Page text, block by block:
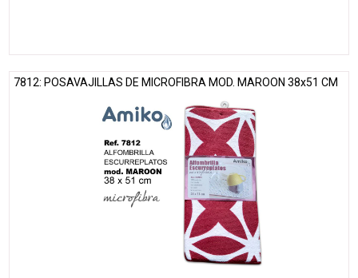
7812: POSAVAJILLAS DE MICROFIBRA MOD. MAROON 38x51 CM